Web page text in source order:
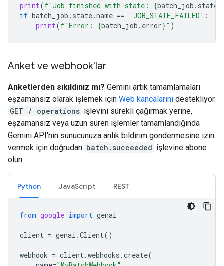
print(f"Job finished with state: {batch_job . state
if batch_job . state.name == 'JOB_STATE_FAILED' :
print(f"Error: {batch_job . error}" )
Anket ve webhook'lar
Anketlerden sıkıldınız mı? Gemini artık tamamlamaları
eşzamansız olarak işlemek için Web kancalarını destekliyor.
GET / operations işlevini sürekli çağırmak yerine,
eşzamansız veya uzun süren işlemler tamamlandığında
Gemini API'nin sunucunuza anlık bildirim göndermesine izin
vermek için doğrudan batch.succeeded işlevine abone
olun.
Python JavaScript REST
from google import genai
client = genai .Client()
webhook = client.webhooks .create(